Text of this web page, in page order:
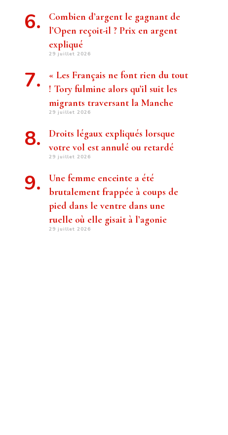
Combien d’argent le gagnant de
l’Open reçoit-il ? Prix ​​en argent
expliqué
29 juillet 2026
« Les Français ne font rien du tout
! Tory fulmine alors qu’il suit les
migrants traversant la Manche
29 juillet 2026
Droits légaux expliqués lorsque
votre vol est annulé ou retardé
29 juillet 2026
Une femme enceinte a été
brutalement frappée à coups de
pied dans le ventre dans une
ruelle où elle gisait à l’agonie
29 juillet 2026